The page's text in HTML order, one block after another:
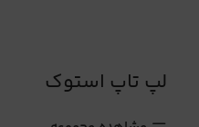
لپ تاپ استوک